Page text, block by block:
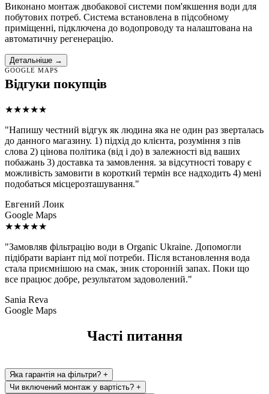
Виконано монтаж двобакової системи пом'якшення води для
побутових потреб. Система встановлена в підсобному
приміщенні, підключена до водопроводу та налаштована на
автоматичну регенерацію.
Детальніше →
GOOGLE MAPS
Відгуки покупців
★★★★★
"Напишу честний відгук як людина яка не один раз зверталась
до данного магазину. 1) підхід до клієнта, розуміння з пів
слова 2) цінова політика (від і до) в залежності від ваших
побажань 3) доставка та замовлення. за відсутності товару є
можливість замовити в короткий термін все надходить 4) мені
подобаться місцерозташування."
Евгений Лоик
Google Maps
★★★★★
"Замовляв фільтрацію води в Organic Ukraine. Допомогли
підібрати варіант під мої потреби. Після встановлення вода
стала приємнішою на смак, зник сторонній запах. Поки що
все працює добре, результатом задоволений."
Sania Reva
Google Maps
Часті питання
Яка гарантія на фільтри? +
Чи включений монтаж у вартість? +